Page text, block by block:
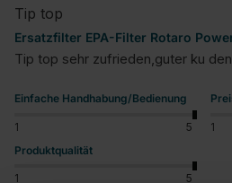
Tip top
Ersatzfilter EPA-Filter Rotaro
Tip top sehr zufrieden,guter ku
Einfache Handhabung/Bedienung
1 5 1
Produktqualität
1 5